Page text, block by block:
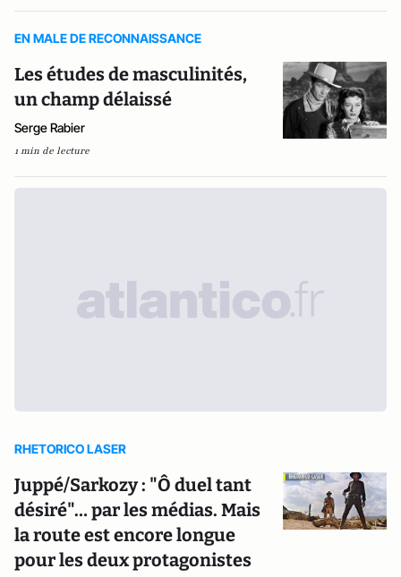
EN MALE DE RECONNAISSANCE
Les études de masculinités,
un champ délaissé
Serge Rabier
1 min de lecture
RHETORICO LASER
Juppé/Sarkozy : "Ô duel tant
désiré"… par les médias. Mais
la route est encore longue
pour les deux protagonistes